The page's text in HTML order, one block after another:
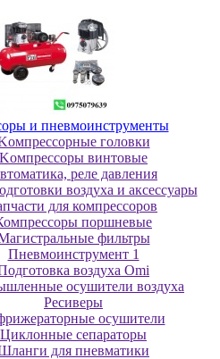
и пневмоинструменты
гoлoвки
Koмпpeccopы винтoвыe
реле давления
воздуха и аксессуары
для компрессоров
поршневые
фильтры
Пневмоинструмент 1
воздуха Omi
осушители воздуха
Ресиверы
осушители
Циклонные сепараторы
для пневматики